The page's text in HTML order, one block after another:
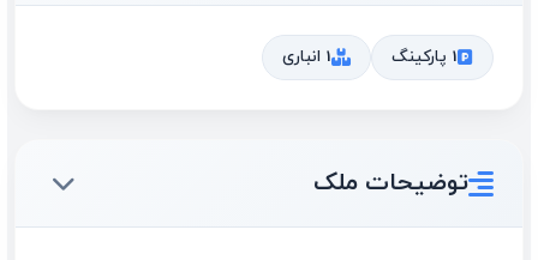
1 پارکینگ 1 انباری
توضیحات ملک